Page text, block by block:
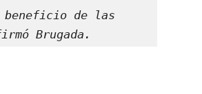
beneficio de las
Brugada.